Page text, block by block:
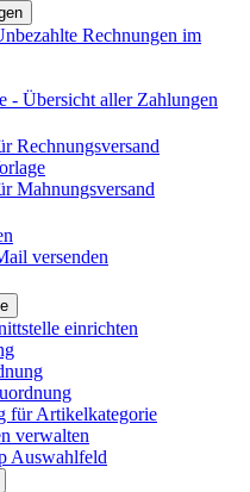
Rechnungen im
- Übersicht aller Zahlungen
Rechnungsversand
Mahnungsversand
versenden
einrichten
für Artikelkategorie
verwalten
Auswahlfeld